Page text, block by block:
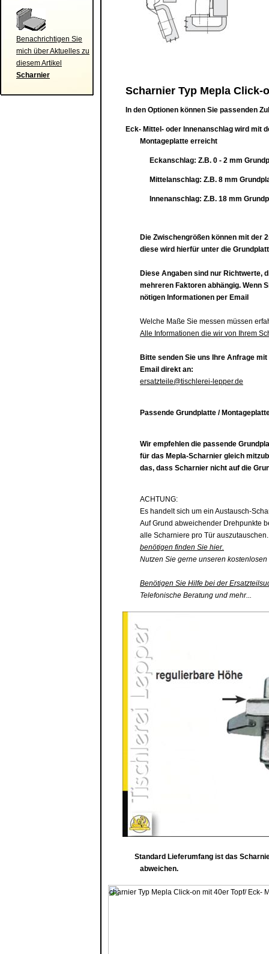
Benachrichtigen Sie
mich über Aktuelles zu
diesem Artikel
Scharnier
Scharnier Typ Mepla Click-
In den Optionen können Sie passenden
Eck- Mittel- oder Innenanschlag wird mit
Montageplatte erreicht
Eckanschlag: Z.B. 0 - 2 mm
Mittelanschlag: Z.B. 8 mm
Innenanschlag: Z.B. 18 mm
Die Zwischengrößen können mit der
diese wird hierfür unter die
Diese Angaben sind nur Richtwerte,
mehreren Faktoren abhängig. Wenn
nötigen Informationen per Email
Welche Maße Sie messen müssen
Alle Informationen die wir von Ihrem
Bitte senden Sie uns Ihre Anfrage
Email direkt an:
ersatzteile@tischlerei-lepper.de
Passende Grundplatte /
Wir empfehlen die passende
für das Mepla-Scharnier gleich
das, dass Scharnier nicht auf die
ACHTUNG:
Es handelt sich um ein Austausch-
Auf Grund abweichender Drehpunkte
alle Scharniere pro Tür
benötigen finden Sie hier.
Nutzen Sie gerne unseren
Benötigen Sie Hilfe bei der
Telefonische Beratung und mehr...
Standard Lieferumfang ist das
abweichen.